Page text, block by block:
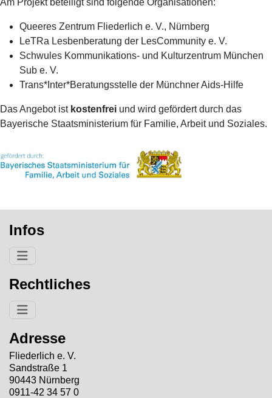
Queeres Zentrum Fliederlich e. V., Nürnberg
LeTRa Lesbenberatung der LesCommunity e. V.
Schwules Kommunikations- und Kulturzentrum München
Sub e. V.
Trans*Inter*Beratungsstelle der Münchner Aids-Hilfe
Das Angebot ist kostenfrei und wird gefördert durch das
Bayerische Staatsministerium für Familie, Arbeit und Soziales.
Infos
Rechtliches
Adresse
Fliederlich e. V.
Sandstraße 1
90443 Nürnberg
0911-42 34 57 0